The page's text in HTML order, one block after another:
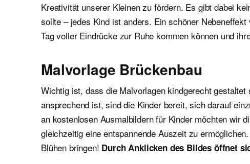
Kreativität unserer Kleinen zu fördern. Es gibt dabei
sollte – jedes Kind ist anders. Ein schöner
Tag voller Eindrücke zur Ruhe kommen können und
Malvorlage Brückenbau
Wichtig ist, dass die Malvorlagen kindgerecht
ansprechend ist, sind die Kinder bereit, sich darauf
an kostenlosen Ausmalbildern für Kinder möchten wir
gleichzeitig eine entspannende Auszeit zu
Blühen bringen! Durch Anklicken des Bildes öffnet